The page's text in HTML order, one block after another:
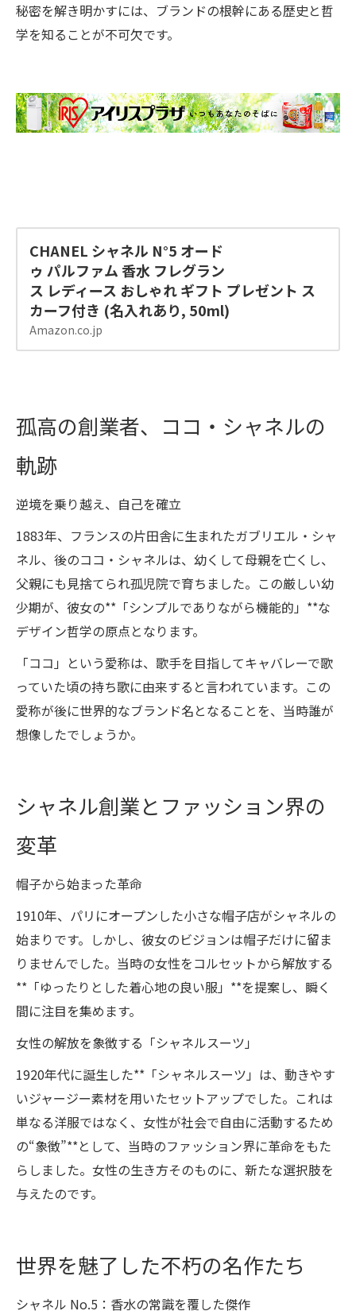
秘密を解き明かすには、ブランドの根幹にある歴史と哲
学を知ることが不可欠です。
CHANEL シャネル N°5 オード
ゥ パルファム 香水 フレグラン
ス レディース おしゃれ ギフト プレゼント ス
カーフ付き (名入れあり, 50ml)
Amazon.co.jp
孤高の創業者、ココ・シャネルの
軌跡
逆境を乗り越え、自己を確立
1883年、フランスの片田舎に生まれたガブリエル・シャ
ネル、後のココ・シャネルは、幼くして母親を亡くし、
父親にも見捨てられ孤児院で育ちました。この厳しい幼
少期が、彼女の**「シンプルでありながら機能的」**な
デザイン哲学の原点となります。
「ココ」という愛称は、歌手を目指してキャバレーで歌
っていた頃の持ち歌に由来すると言われています。この
愛称が後に世界的なブランド名となることを、当時誰が
想像したでしょうか。
シャネル創業とファッション界の
変革
帽子から始まった革命
1910年、パリにオープンした小さな帽子店がシャネルの
始まりです。しかし、彼女のビジョンは帽子だけに留ま
りませんでした。当時の女性をコルセットから解放する
**「ゆったりとした着心地の良い服」**を提案し、瞬く
間に注目を集めます。
女性の解放を象徴する「シャネルスーツ」
1920年代に誕生した**「シャネルスーツ」は、動きやす
いジャージー素材を用いたセットアップでした。これは
単なる洋服ではなく、女性が社会で自由に活動するため
の“象徴”**として、当時のファッション界に革命をもた
らしました。女性の生き方そのものに、新たな選択肢を
与えたのです。
世界を魅了した不朽の名作たち
シャネル No.5：香水の常識を覆した傑作